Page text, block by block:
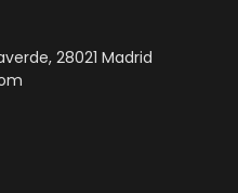
28021 Madrid